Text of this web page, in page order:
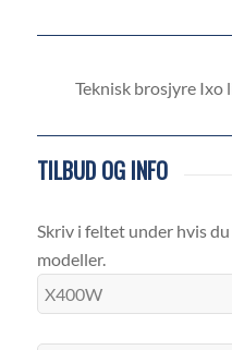
Teknisk brosjyre Ixo
TILBUD OG INFO
Skriv i feltet under hvis
modeller.